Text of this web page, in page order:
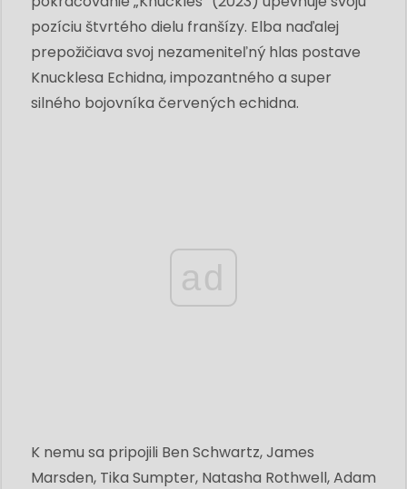
pozíciu štvrtého dielu franšízy. Elba naďalej
prepožičiava svoj nezameniteľný hlas postave
Knucklesa Echidna, impozantného a super
silného bojovníka červených echidna.
ad
K nemu sa pripojili Ben Schwartz, James
Marsden, Tika Sumpter, Natasha Rothwell, Adam